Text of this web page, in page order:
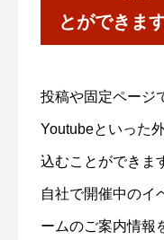
とができま
投稿や固定ページ
Youtubeといった
込むことができま
自社で開催中のイ
ームのご案内情報